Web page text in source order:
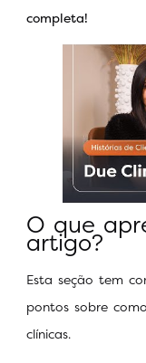
completa!
O que
artigo?
Esta seção tem
pontos sobre